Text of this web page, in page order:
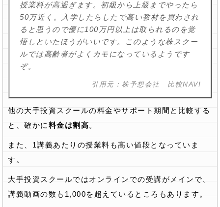
授業料が高過ぎます。初級から上級までやったら
50万近く。入学したらしたで高い教材を買わされ
ると思うので優に100万円以上は取られるのを覚
悟しといたほうがいいです。このような株スクー
ルでは高齢者がよくカモになっているようです
ぞ。
引用元：株予想会社 比較NAVI
他の大手投資スクールの料金やサポート期間と比較する
と、確かに 料金は割高。
また、1講義あたりの授業料も高い値段となっていま
す。
大手投資スクールではオンラインでの受講がメインで、
講義動画の数も1,000を超えているところもあります。